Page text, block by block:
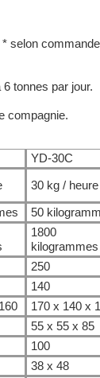
selon commande
tonnes par jour.
compagnie.
YD-30C
30 kg / heure
50
1800
kilogrammes
250
140
170 x 140 x
55 x 55 x 85
100
38 x 48